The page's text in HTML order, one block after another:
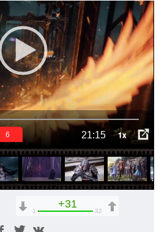
21:15 1x
6
+31
1 32